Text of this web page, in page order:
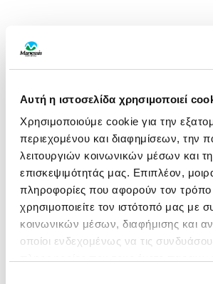
Αυτή η ιστοσελίδα χρησιμοποιεί
Χρησιμοποιούμε cookie για την
περιεχομένου και διαφημίσεων, την
λειτουργιών κοινωνικών μέσων και
επισκεψιμότητάς μας. Επιπλέον,
πληροφορίες που αφορούν τον
χρησιμοποιείτε τον ιστότοπό μας με
κοινωνικών μέσων, διαφήμισης και
οποίοι ενδεχομένως να τις